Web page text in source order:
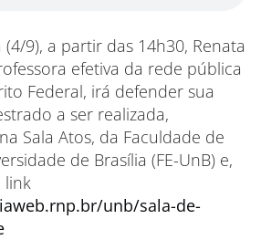
9), a partir das 14h30, Renata
efetiva da rede pública
Federal, irá defender sua
a ser realizada,
Sala Atos, da Faculdade de
de Brasília (FE-UnB) e,
link
unb/sala-de-